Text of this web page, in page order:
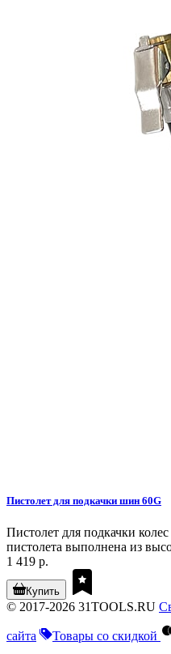
Пистолет для подкачки шин 60G
Пистолет для подкачки
пистолета выполнена из
1 419 р.
Купить
© 2017-2026 31TOOLS.RU
сайта Товары со скидкой